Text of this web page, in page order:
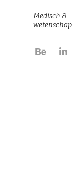
Medisch &
wetenschap